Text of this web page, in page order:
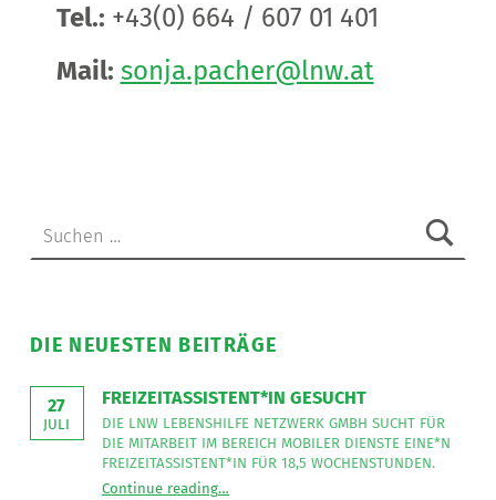
Tel.: +43(0) 664 / 607 01 401
Mail: sonja.pacher@lnw.at
DIE NEUESTEN BEITRÄGE
27
JULI
FREIZEITASSISTENT*IN GESUCHT
DIE LNW LEBENSHILFE NETZWERK GMBH SUCHT FÜR
DIE MITARBEIT IM BEREICH MOBILER DIENSTE EINE*N
FREIZEITASSISTENT*IN FÜR 18,5 WOCHENSTUNDEN.
Continue readingDie
…